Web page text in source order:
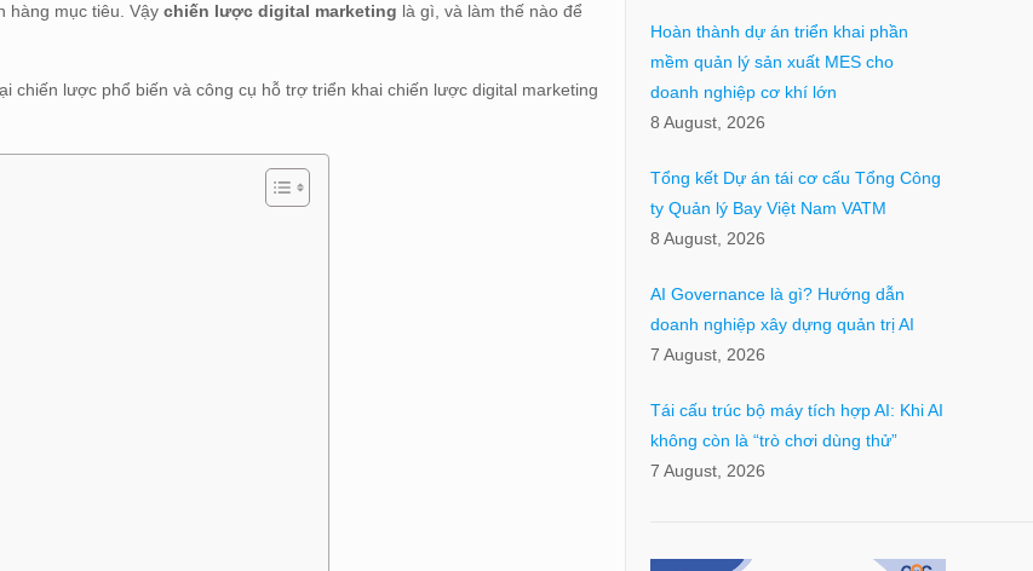
hàng mục tiêu. Vậychiến lược digital marketing là gì, và làm thế nào để
chiến lược phổ biến và công cụ hỗ trợ triển khai chiến lược digital marketing
Hoàn thành dự án triển khai phần
mềm quản lý sản xuất MES cho
doanh nghiệp cơ khí lớn
8 August, 2026
Tổng kết Dự án tái cơ cấu Tổng Công
ty Quản lý Bay Việt Nam VATM
8 August, 2026
AI Governance là gì? Hướng dẫn
doanh nghiệp xây dựng quản trị AI
7 August, 2026
Tái cấu trúc bộ máy tích hợp AI: Khi AI
không còn là “trò chơi dùng thử”
7 August, 2026